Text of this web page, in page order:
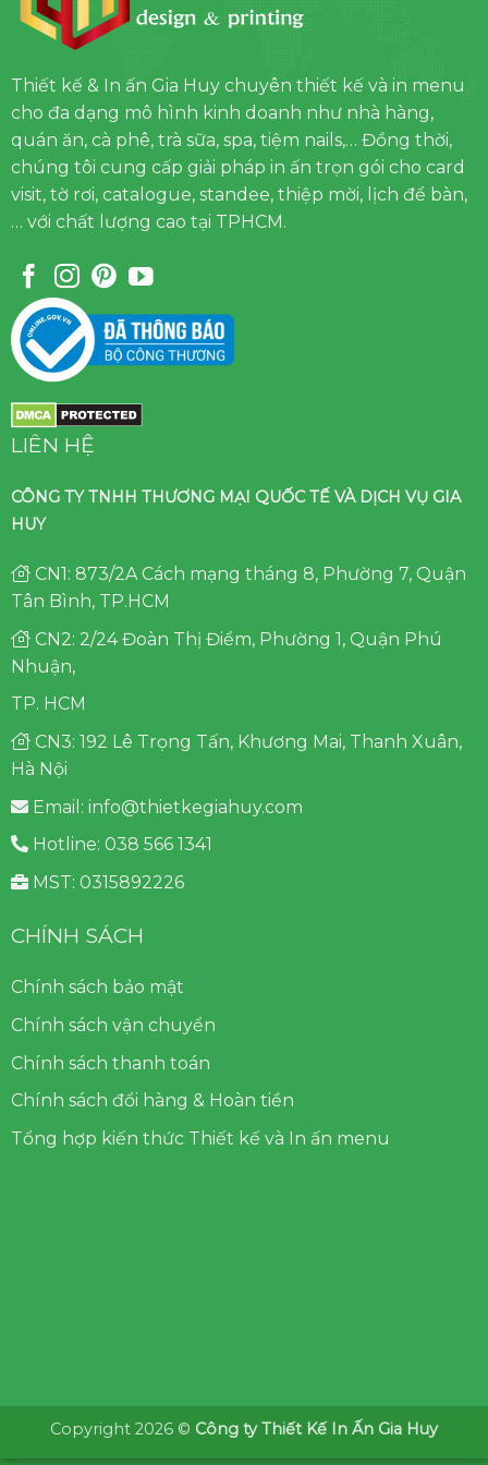
Thiết kế & In ấn Gia Huy chuyên thiết kế và in menu
cho đa dạng mô hình kinh doanh như nhà hàng,
quán ăn, cà phê, trà sữa, spa, tiệm nails,… Đồng thời,
chúng tôi cung cấp giải pháp in ấn trọn gói cho card
visit, tờ rơi, catalogue, standee, thiệp mời, lịch để bàn,
… với chất lượng cao tại TPHCM.
LIÊN HỆ
CÔNG TY TNHH THƯƠNG MẠI QUỐC TẾ VÀ DỊCH VỤ GIA
HUY
CN1: 873/2A Cách mạng tháng 8, Phường 7, Quận
Tân Bình, TP.HCM
CN2: 2/24 Đoàn Thị Điểm, Phường 1, Quận Phú
Nhuận,
TP. HCM
CN3: 192 Lê Trọng Tấn, Khương Mai, Thanh Xuân,
Hà Nội
Email: info@thietkegiahuy.com
Hotline: 038 566 1341
MST: 0315892226
CHÍNH SÁCH
Chính sách bảo mật
Chính sách vận chuyển
Chính sách thanh toán
Chính sách đổi hàng & Hoàn tiền
Tổng hợp kiến thức Thiết kế và In ấn menu
Copyright 2026 © Công ty Thiết Kế In Ấn Gia Huy